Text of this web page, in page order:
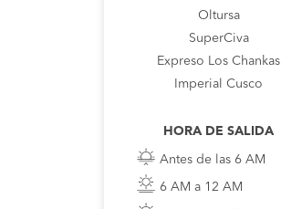
Oltursa
SuperCiva
Expreso Los Chankas
Imperial Cusco
HORA DE SALIDA
Antes de las 6 AM
6 AM a 12 AM